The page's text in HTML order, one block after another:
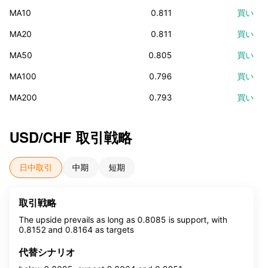
MA10 0.811 買い
MA20 0.811 買い
MA50 0.805 買い
MA100 0.796 買い
MA200 0.793 買い
USD/CHF 取引戦略
日中取引 中期 短期
取引戦略
The upside prevails as long as 0.8085 is support, with
0.8152 and 0.8164 as targets
代替シナリオ